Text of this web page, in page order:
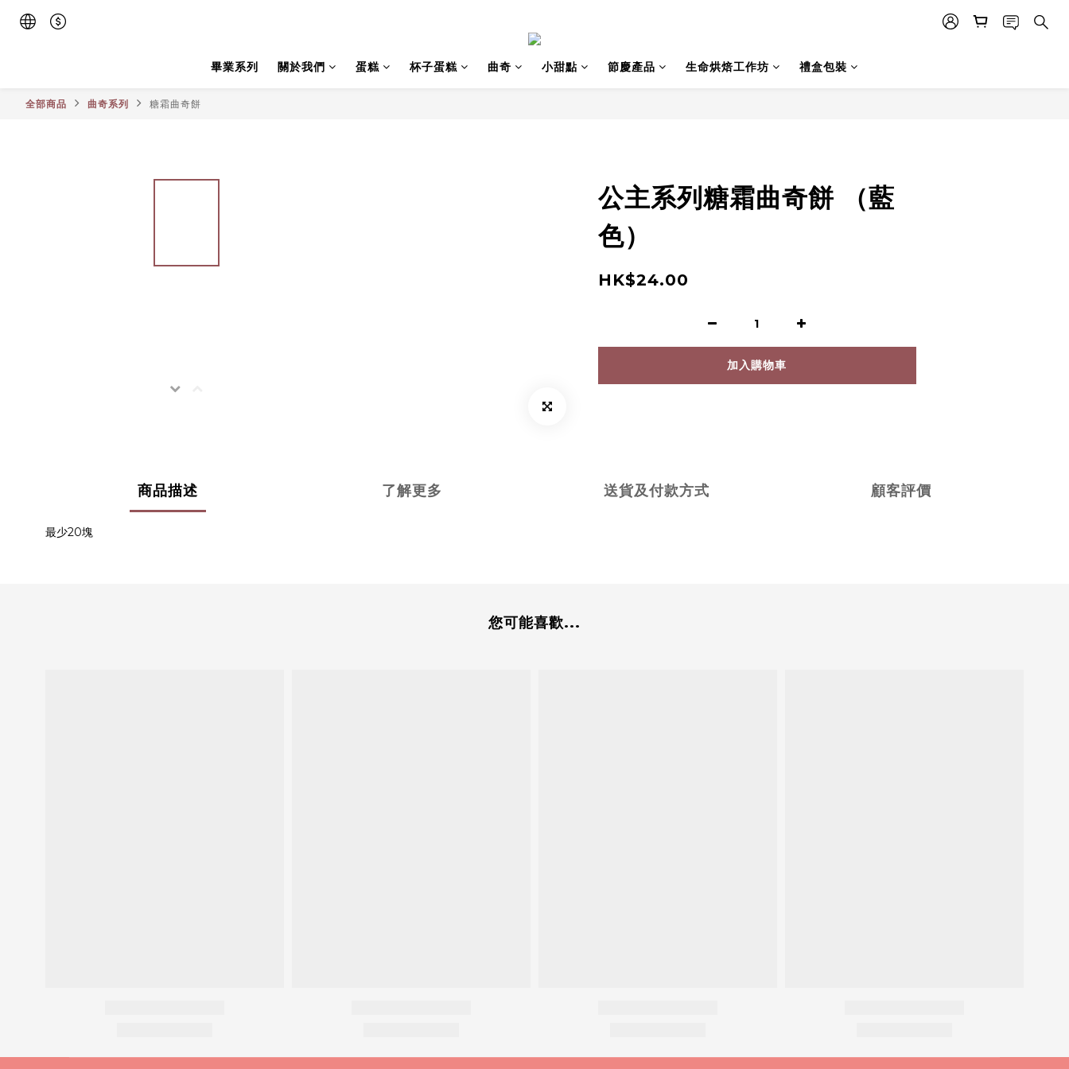
畢業系列 關於我們 蛋糕 杯子蛋糕 曲奇 小甜點 節慶產品 生命烘焙工作坊 禮盒包裝
全部商品 曲奇系列 糖霜曲奇餅
公主系列糖霜曲奇餅 （藍
色）
HK$24.00
加入購物車
商品描述 了解更多 送貨及付款方式 顧客評價
最少20塊
您可能喜歡...